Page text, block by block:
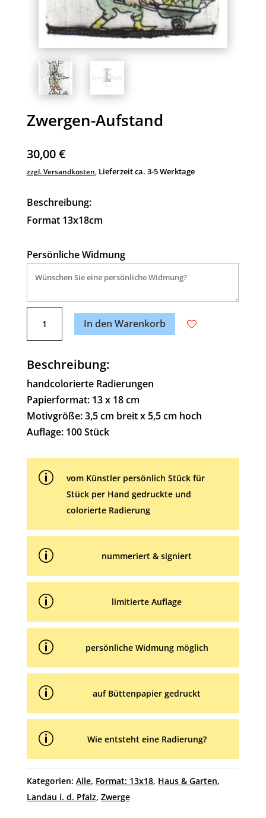
Zwergen-Aufstand
30,00€
zzgl. Versandkosten, Lieferzeit ca. 3-5 Werktage
Beschreibung:
Format 13x18cm
Persönliche Widmung
Aufstand
In den Warenkorb
A
r
n
a
t
i
e
Beschreibung:
handcolorierte Radierungen
Papierformat: 13 x 18 cm
Motivgröße: 3,5 cm breit x 5,5 cm hoch
Auflage: 100 Stück
p
vom Künstler persönlich Stück für
Stück per Hand gedruckte und
colorierte Radierung
p nummeriert & signiert
p limitierte Auflage
p persönliche Widmung möglich
p auf Büttenpapier gedruckt
p Wie entsteht eine Radierung?
Kategorien: Alle, Format: 13x18, Haus & Garten,
Landau i. d. Pfalz, Zwerge